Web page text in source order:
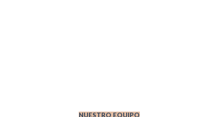
NUESTRO EQUIPO